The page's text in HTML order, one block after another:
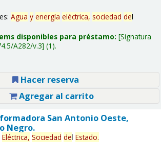
Agua y energía eléctrica, sociedad del
disponibles para préstamo: Signatura
A282/v.3 (1).
Hacer reserva
Agregar al carrito
San Antonio Oeste,
Negro.
Eléctrica, Sociedad del Estado.